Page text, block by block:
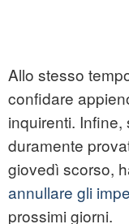
Allo stesso
confidare
inquirenti.
duramente
giovedì scorso,
annullare gli
prossimi giorni.